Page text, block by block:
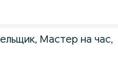
Мастер на час,